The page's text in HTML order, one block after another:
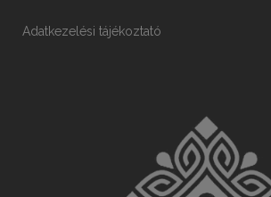
Adatkezelési tájékoztató